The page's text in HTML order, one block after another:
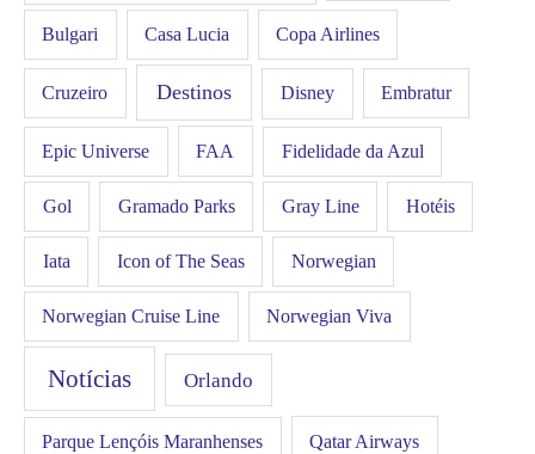
Bulgari Casa Lucia Copa Airlines
Cruzeiro Destinos Disney Embratur
Epic Universe FAA Fidelidade da Azul
Gol Gramado Parks Gray Line Hotéis
Iata Icon of The Seas Norwegian
Norwegian Cruise Line Norwegian Viva
Notícias Orlando
Parque Lençóis Maranhenses Qatar Airways